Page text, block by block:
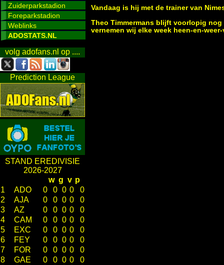
Zuiderparkstadion
Foreparkstadion
Weblinks
ADOSTATS.NL
volg adofans.nl op ....
Prediction League
STAND EREDIVISIE
2026-2027
w g v p
1
ADO 0 0 0 0
0
2
AJA 0 0 0 0
0
3
AZ 0 0 0 0
0
4
CAM 0 0 0 0
0
5
EXC 0 0 0 0
0
6
FEY 0 0 0 0
0
7
FOR 0 0 0 0
0
8
GAE 0 0 0 0
0
Vandaag is hij met de trainer van
Theo Timmermans blijft voorlopig
vernemen wij elke week heen-en-